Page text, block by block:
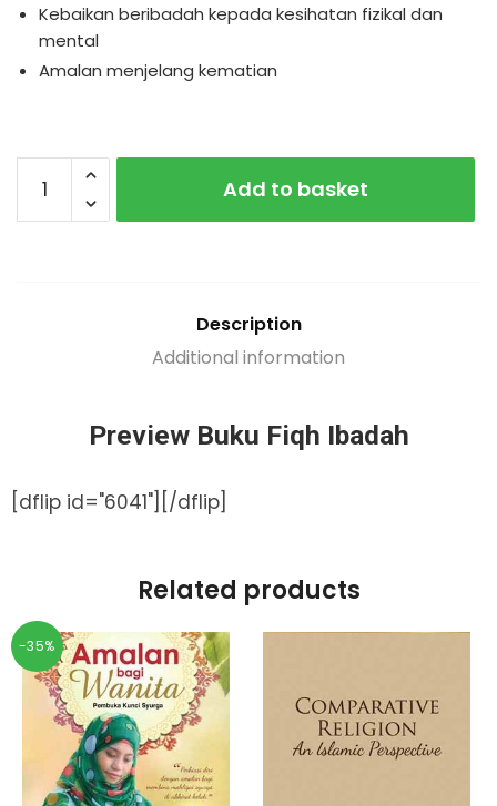
Kebaikan beribadah kepada kesihatan fizikal dan
mental
Amalan menjelang kematian
Add to basket
Description
Additional information
Preview Buku Fiqh Ibadah
[dflip id="6041"][/dflip]
Related products
-35%